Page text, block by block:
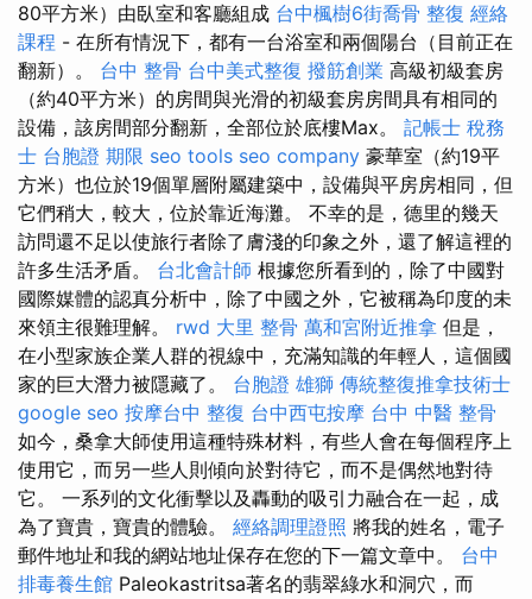
80平方米）由臥室和客廳組成 台中楓樹6街喬骨 整復 經絡
課程 - 在所有情況下，都有一台浴室和兩個陽台（目前正在
翻新）。 台中 整骨 台中美式整復 撥筋創業 高級初級套房
（約40平方米）的房間與光滑的初級套房房間具有相同的
設備，該房間部分翻新，全部位於底樓Max。 記帳士 稅務
士 台胞證 期限 seo tools seo company 豪華室（約19平
方米）也位於19個單層附屬建築中，設備與平房房相同，但
它們稍大，較大，位於靠近海灘。 不幸的是，德里的幾天
訪問還不足以使旅行者除了膚淺的印象之外，還了解這裡的
許多生活矛盾。 台北會計師 根據您所看到的，除了中國對
國際媒體的認真分析中，除了中國之外，它被稱為印度的未
來領主很難理解。 rwd 大里 整骨 萬和宮附近推拿 但是，
在小型家族企業人群的視線中，充滿知識的年輕人，這個國
家的巨大潛力被隱藏了。 台胞證 雄獅 傳統整復推拿技術士
google seo 按摩台中 整復 台中西屯按摩 台中 中醫 整骨
如今，桑拿大師使用這種特殊材料，有些人會在每個程序上
使用它，而另一些人則傾向於對待它，而不是偶然地對待
它。 一系列的文化衝擊以及轟動的吸引力融合在一起，成
為了寶貴，寶貴的體驗。 經絡調理證照 將我的姓名，電子
郵件地址和我的網站地址保存在您的下一篇文章中。 台中
排毒養生館 Paleokastritsa著名的翡翠綠水和洞穴，而